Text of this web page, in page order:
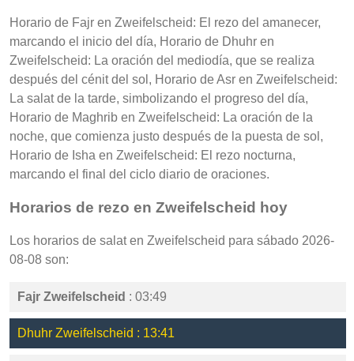
Horario de Fajr en Zweifelscheid: El rezo del amanecer,
marcando el inicio del día, Horario de Dhuhr en
Zweifelscheid: La oración del mediodía, que se realiza
después del cénit del sol, Horario de Asr en Zweifelscheid:
La salat de la tarde, simbolizando el progreso del día,
Horario de Maghrib en Zweifelscheid: La oración de la
noche, que comienza justo después de la puesta de sol,
Horario de Isha en Zweifelscheid: El rezo nocturna,
marcando el final del ciclo diario de oraciones.
Horarios de rezo en Zweifelscheid hoy
Los horarios de salat en Zweifelscheid para sábado 2026-
08-08 son:
Fajr Zweifelscheid : 03:49
Dhuhr Zweifelscheid : 13:41